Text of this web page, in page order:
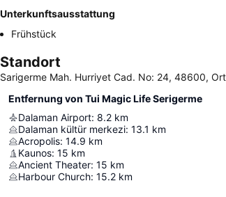
Unterkunftsausstattung
Frühstück
Standort
Sarigerme Mah. Hurriyet Cad. No: 24, 48600,
Entfernung von Tui Magic Life Serigerme
Dalaman Airport: 8.2 km
Dalaman kültür merkezi: 13.1 km
Acropolis: 14.9 km
Kaunos: 15 km
Ancient Theater: 15 km
Harbour Church: 15.2 km